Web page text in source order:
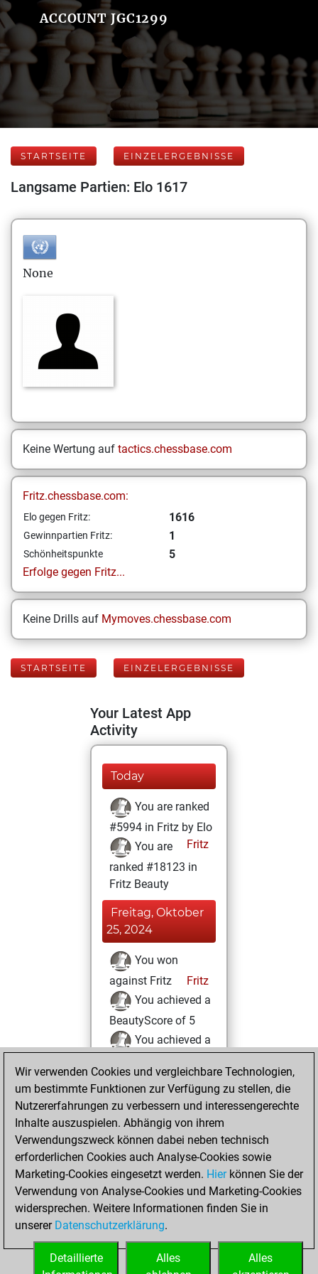
ACCOUNT JGC1299
STARTSEITE EINZELERGEBNISSE
Langsame Partien: Elo 1617
None
Keine Wertung auf tactics.chessbase.com
Fritz.chessbase.com:
Elo gegen Fritz: 1616
Gewinnpartien Fritz: 1
Schönheitspunkte
5
Erfolge gegen Fritz...
Keine Drills auf Mymoves.chessbase.com
STARTSEITE EINZELERGEBNISSE
Your Latest App
Activity
Today
You are ranked
#5994 in Fritz by Elo
Fritz
You are
ranked #18123 in
Fritz Beauty
Freitag, Oktober
25, 2024
You won
against Fritz
Fritz
You achieved a
BeautyScore of 5
You achieved a
Freitag, August 2,
2024
You created
your Fritz account
Fritz
You
played 1 slow games
Play
You
slow games
Wir verwenden Cookies und vergleichbare Technologien,
um bestimmte Funktionen zur Verfügung zu stellen, die
Nutzererfahrungen zu verbessern und interessengerechte
Inhalte auszuspielen. Abhängig von ihrem
Verwendungszweck können dabei neben technisch
erforderlichen Cookies auch Analyse-Cookies sowie
Marketing-Cookies eingesetzt werden. Hierkönnen Sie der
Verwendung von Analyse-Cookies und Marketing-Cookies
widersprechen. Weitere Informationen finden Sie in
unserer Datenschutzerklärung.
Alles
Alles
Detaillierte